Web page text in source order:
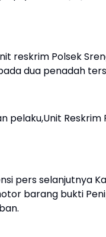
reskrim Polsek
dua penadah
pelaku,Unit
pers selanjutnya
barang bukti